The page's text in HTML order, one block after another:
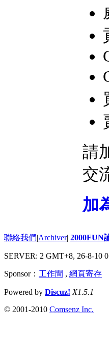
請
交
加
聯絡我們|Archiver| 2000FUN
SERVER: 2 GMT+8, 26-8-10
Sponsor： 工作間 , 網頁寄存
Powered by Discuz! X1.5.1
© 2001-2010 Comsenz Inc.